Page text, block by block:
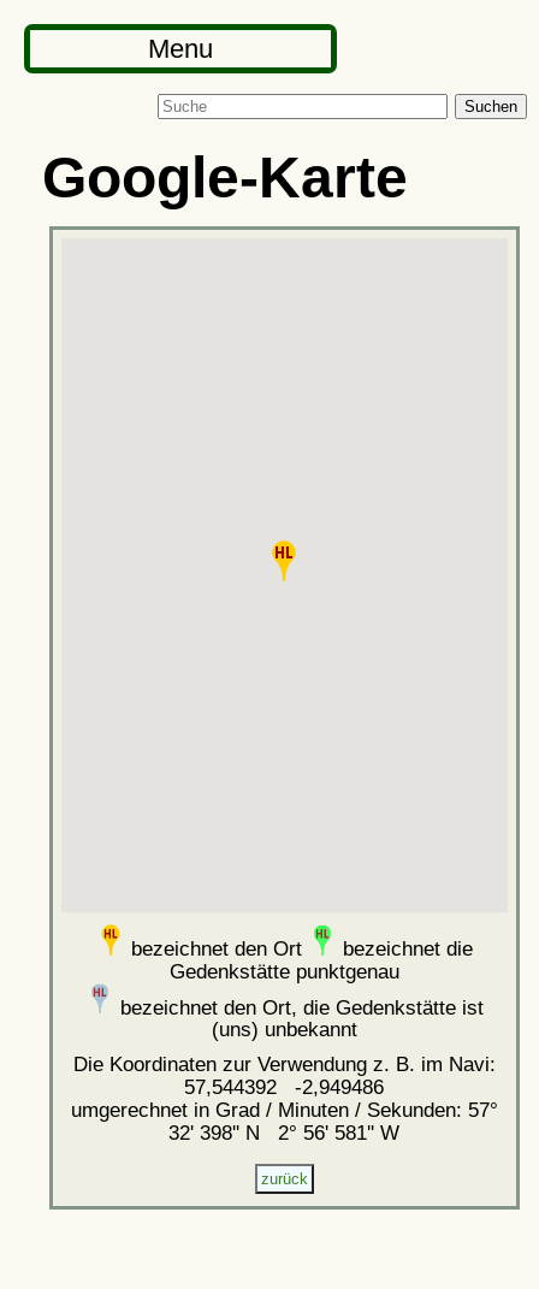
Menu
Suchen
Google-Karte
bezeichnet den Ort
bezeichnet die
Gedenkstätte punktgenau
bezeichnet den Ort, die Gedenkstätte ist
(uns) unbekannt
Die Koordinaten zur Verwendung z. B. im Navi:
57,544392 -2,949486
umgerechnet in Grad / Minuten / Sekunden: 57°
32' 398'' N 2° 56' 581'' W